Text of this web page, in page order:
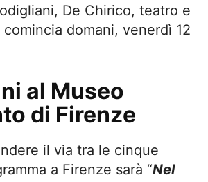
De Chirico, teatro e
domani, venerdì 12
al Museo
di Firenze
il via tra le cinque
a Firenze sarà “Nel